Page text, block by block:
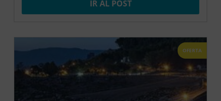
IR AL POST
OFERTA